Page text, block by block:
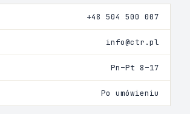
+48 504 500 007
info@ctr.pl
Pn–Pt 8–17
Po umówieniu